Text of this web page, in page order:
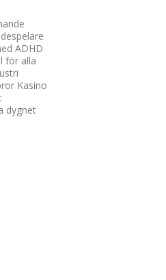
ADHD
för alla
Kasino
dygnet